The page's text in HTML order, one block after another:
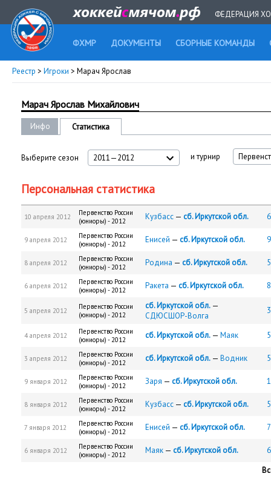
ФЕДЕРАЦИЯ
ФХМР ДОКУМЕНТЫ СБОРНЫЕ КОМАНДЫ
Реестр > Игроки > Марач Ярослав
Марач Ярослав Михайлович
Инфо Статистика
Выберите сезон 2011—2012 и турнир
Персональная статистика
10 апреля 2012
Первенство России
(юниоры) - 2012
Кузбасс — сб. Иркутской обл.
9 апреля 2012
Первенство России
(юниоры) - 2012
Енисей — сб. Иркутской обл.
8 апреля 2012
Первенство России
(юниоры) - 2012
Родина — сб. Иркутской обл.
6 апреля 2012
Первенство России
(юниоры) - 2012
Ракета — сб. Иркутской обл.
5 апреля 2012
Первенство России
(юниоры) - 2012
сб. Иркутской обл. —
СДЮCШОР-Волга
4 апреля 2012
Первенство России
(юниоры) - 2012
сб. Иркутской обл. — Маяк
3 апреля 2012
Первенство России
(юниоры) - 2012
сб. Иркутской обл. — Водник
9 января 2012
Первенство России
(юниоры) - 2012
Заря — сб. Иркутской обл.
8 января 2012
Первенство России
(юниоры) - 2012
Кузбасс — сб. Иркутской обл.
7 января 2012
Первенство России
(юниоры) - 2012
Енисей — сб. Иркутской обл.
6 января 2012
Первенство России
(юниоры) - 2012
Маяк — сб. Иркутской обл.